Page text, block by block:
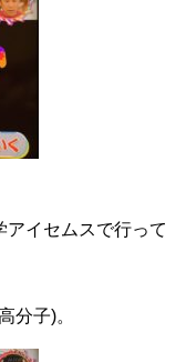
アイセムスで行って
分子)。